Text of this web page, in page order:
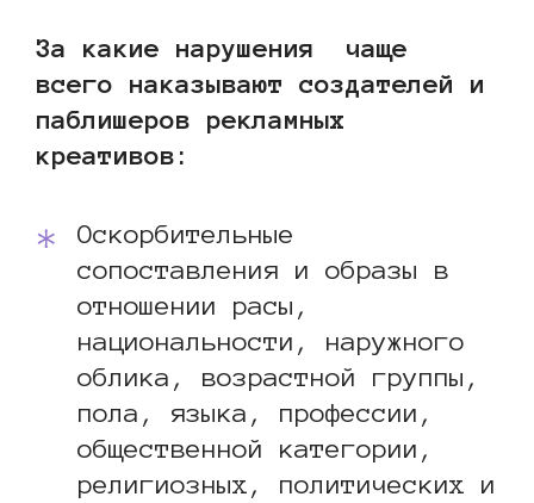
За какие нарушения чаще
всего наказывают создателей и
паблишеров рекламных
креативов:
Оскорбительные
сопоставления и образы в
отношении расы,
национальности, наружного
облика, возрастной группы,
пола, языка, профессии,
общественной категории,
религиозных, политических и